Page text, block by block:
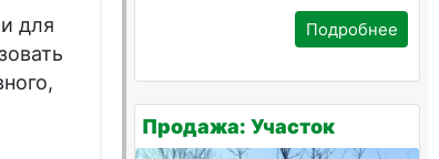
для
Подробнее
Продажа: Участок